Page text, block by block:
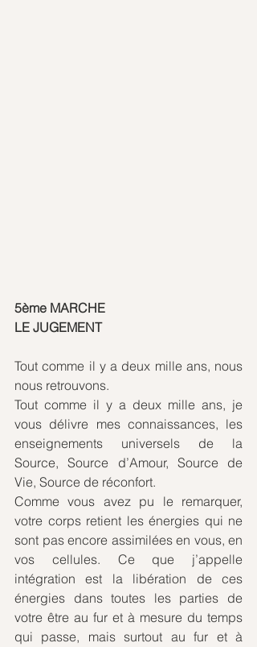
5ème MARCHE
LE JUGEMENT
Tout comme il y a deux mille ans, nous
nous retrouvons.
Tout comme il y a deux mille ans, je
vous délivre mes connaissances, les
enseignements universels de la
Source, Source d’Amour, Source de
Vie, Source de réconfort.
Comme vous avez pu le remarquer,
votre corps retient les énergies qui ne
sont pas encore assimilées en vous, en
vos cellules. Ce que j’appelle
intégration est la libération de ces
énergies dans toutes les parties de
votre être au fur et à mesure du temps
qui passe, mais surtout au fur et à